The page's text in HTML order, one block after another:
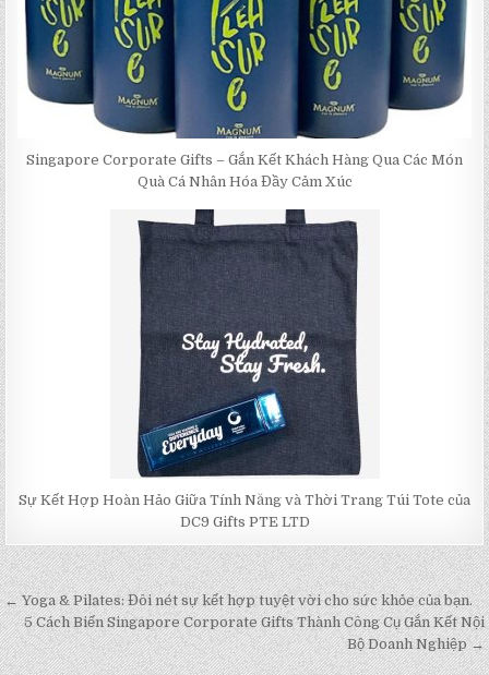
Singapore Corporate Gifts – Gắn Kết Khách Hàng Qua Các Món
Quà Cá Nhân Hóa Đầy Cảm Xúc
Sự Kết Hợp Hoàn Hảo Giữa Tính Năng và Thời Trang Túi Tote của
DC9 Gifts PTE LTD
Post
navigation
← Yoga & Pilates: Đôi nét sự kết hợp tuyệt vời cho sức khỏe của bạn.
5 Cách Biến Singapore Corporate Gifts Thành Công Cụ Gắn Kết Nội
Bộ Doanh Nghiệp →